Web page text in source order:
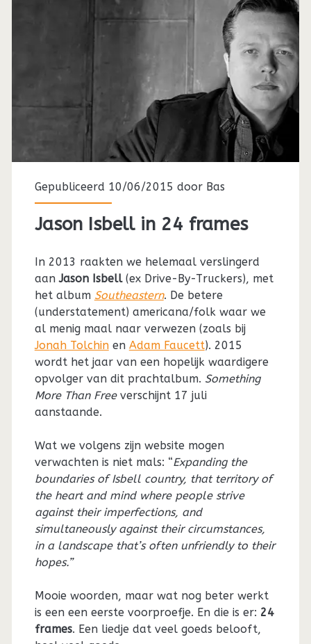
Gepubliceerd 10/06/2015 door Bas
Jason Isbell in 24 frames
In 2013 raakten we helemaal verslingerd
aanJason Isbell(ex Drive-By-Truckers), met
het album Southeastern. De betere
(understatement) americana/folk waar we
al menig maal naar verwezen (zoals bij
Jonah Tolchinen Adam Faucett). 2015
wordt het jaar van een hopelijk waardigere
opvolger van dit prachtalbum. Something
More Than Freeverschijnt 17 juli
aanstaande.
Wat we volgens zijn website mogen
verwachten is niet mals: “Expanding the
boundaries of Isbell country, that territory of
the heart and mind where people strive
against their imperfections, and
simultaneously against their circumstances,
in a landscape that’s often unfriendly to their
hopes.”
Mooie woorden, maar wat nog beter werkt
is een een eerste voorproefje. En die is er: 24
frames. Een liedje dat veel goeds belooft,